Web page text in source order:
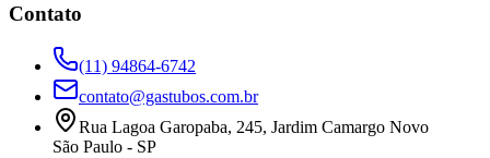
Contato
(11) 94864-6742
contato@gastubos.com.br
Rua Lagoa Garopaba, 245, Jardim Camargo Novo
São Paulo - SP